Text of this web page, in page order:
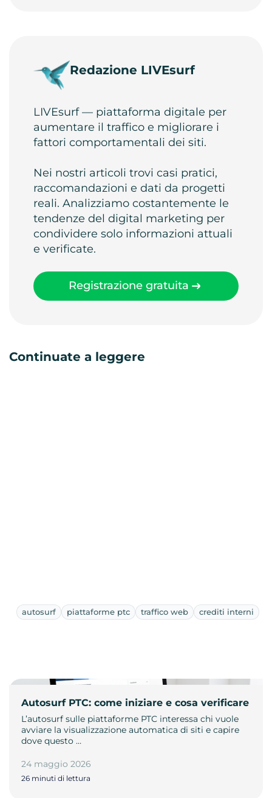
Redazione LIVEsurf
LIVEsurf — piattaforma digitale per
aumentare il traffico e migliorare i
fattori comportamentali dei siti.
Nei nostri articoli trovi casi pratici,
raccomandazioni e dati da progetti
reali. Analizziamo costantemente le
tendenze del digital marketing per
condividere solo informazioni attuali
e verificate.
Registrazione gratuita
Continuate a leggere
autosurf piattaforme ptc traffico web crediti interni
Autosurf PTC: come iniziare e cosa verificare
L’autosurf sulle piattaforme PTC interessa chi vuole
avviare la visualizzazione automatica di siti e capire
dove questo …
24 maggio 2026
26 minuti di lettura